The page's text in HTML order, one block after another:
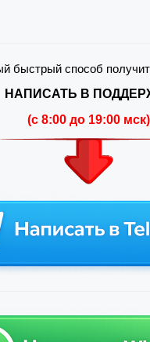
быстрый способ
НАПИСАТЬ В
(c 8:00 до 19:00 мск)